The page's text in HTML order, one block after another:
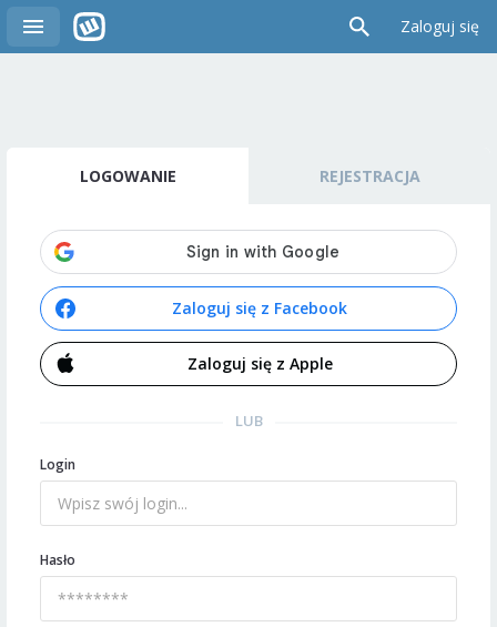
Zaloguj się
LOGOWANIE REJESTRACJA
Zaloguj się z Facebook
Zaloguj się z Apple
LUB
Login
Hasło